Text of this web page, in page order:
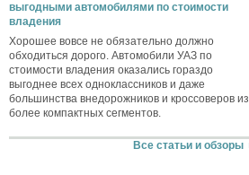
выгодными автомобилями по стоимости
владения
Хорошее вовсе не обязательно должно
обходиться дорого. Автомобили УАЗ по
стоимости владения оказались гораздо
выгоднее всех одноклассников и даже
большинства внедорожников и кроссоверов из
более компактных сегментов.
Все статьи и обзоры